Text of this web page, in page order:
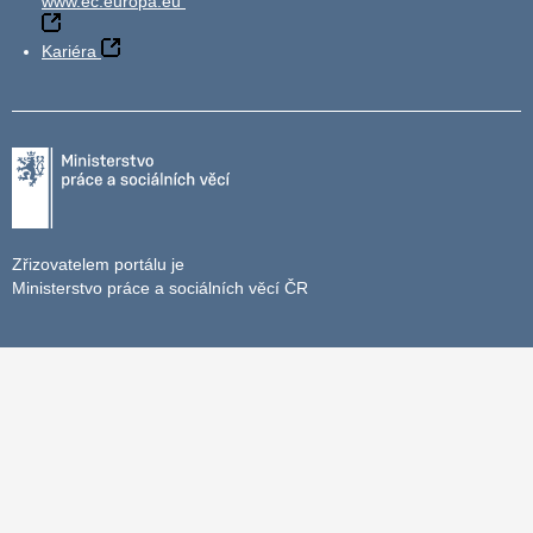
Kariéra
Zřizovatelem portálu je
Ministerstvo práce a sociálních věcí ČR